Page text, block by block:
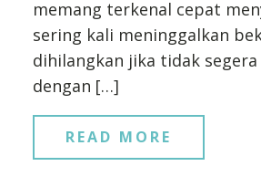
memang terkenal cepat
sering kali meninggalkan
dihilangkan jika tidak
dengan […]
READ MORE